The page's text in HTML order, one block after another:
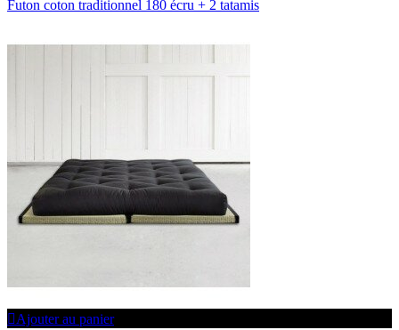
Futon coton traditionnel 180 écru + 2 tatamis
Ajouter au panier